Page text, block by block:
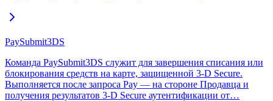
PaySubmit3DS
Команда PaySubmit3DS служит для завершения списания или
блокирования средств на карте, защищенной 3-D Secure.
Выполняется после запроса Pay — на стороне Продавца и
получения результатов 3‑D Secure аутентификации от…